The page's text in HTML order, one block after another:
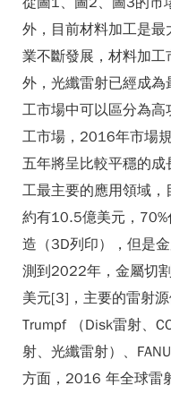
外，目前材料加工是
業不斷發展，材料加
外，光纖雷射已經成
工市場中可以區分為
工市場，2016年市場
五年將呈比較平穩的
工最主要的應用領域，
約有10.5億美元，
造（3D列印），但是
測到2022年，金屬切
美元[3]，主要的雷射源
Trumpf （Disk雷射、
射、光纖雷射）、
方面，2016 年全球雷